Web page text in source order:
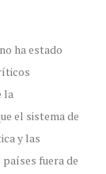
ha estado
la
el sistema de
y las
fuera de